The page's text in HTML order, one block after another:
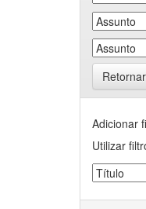
Adicionar
Utilizar